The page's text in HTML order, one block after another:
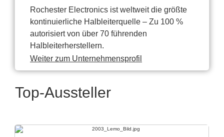
Rochester Electronics ist weltweit die größte
kontinuierliche Halbleiterquelle – Zu 100 %
autorisiert von über 70 führenden
Halbleiterherstellern.
Weiter zum Unternehmensprofil
Top-Aussteller